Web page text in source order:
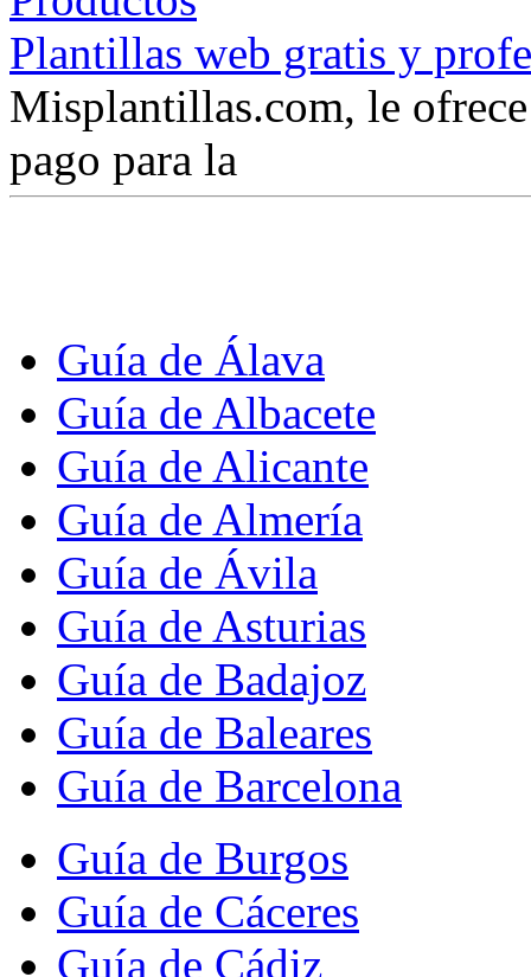
Plantillas web gratis y
Misplantillas.com, le
pago para la
Guía de Álava
Guía de Albacete
Guía de Alicante
Guía de Almería
Guía de Ávila
Guía de Asturias
Guía de Badajoz
Guía de Baleares
Guía de Barcelona
Guía de Burgos
Guía de Cáceres
Guía de Cádiz